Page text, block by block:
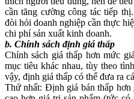
cần tăng cường công tác tiếp
đòi hỏi doanh nghiệp cần thực
chi phí sản xuất kinh doanh.
b. Chính sách định giá thấp
Chính sách giá thấp hơn mức
mục tiêu khác nhau, tùy theo
vậy, định giá thấp có thể đưa ra
Thứ nhất: Định giá bán thấp